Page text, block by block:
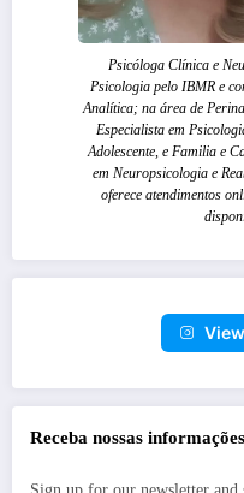
Psicóloga Clínica e
Psicologia pelo IBMR e
Analítica; na área de
Especialista em
Adolescente, e Familia e
em Neuropsicologia e
oferece atendimentos
Receba nossas informações